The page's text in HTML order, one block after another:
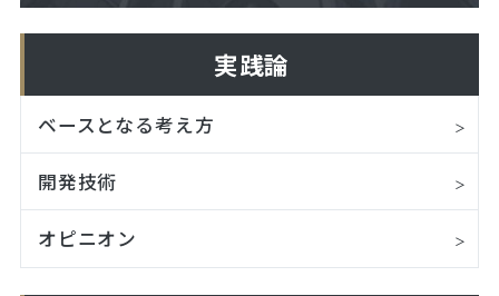
実践論
ベースとなる考え方
開発技術
オピニオン